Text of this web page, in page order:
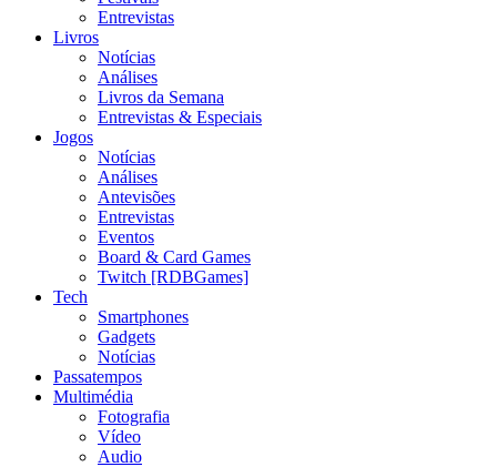
Entrevistas
Livros
Notícias
Análises
Livros da Semana
Entrevistas & Especiais
Jogos
Notícias
Análises
Antevisões
Entrevistas
Eventos
Board & Card Games
Twitch [RDBGames]
Tech
Smartphones
Gadgets
Notícias
Passatempos
Multimédia
Fotografia
Vídeo
Audio